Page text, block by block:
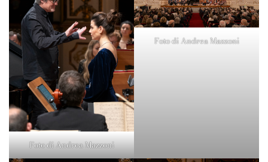
Foto di Andrea Mazzoni
Foto di Andrea Mazzoni